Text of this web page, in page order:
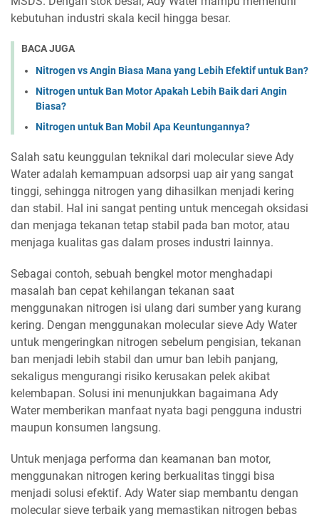
kebutuhan industri skala kecil hingga besar.
BACA JUGA
Nitrogen vs Angin Biasa Mana yang Lebih Efektif untuk Ban?
Nitrogen untuk Ban Motor Apakah Lebih Baik dari Angin
Biasa?
Nitrogen untuk Ban Mobil Apa Keuntungannya?
Salah satu keunggulan teknikal dari molecular sieve Ady
Water adalah kemampuan adsorpsi uap air yang sangat
tinggi, sehingga nitrogen yang dihasilkan menjadi kering
dan stabil. Hal ini sangat penting untuk mencegah oksidasi
dan menjaga tekanan tetap stabil pada ban motor, atau
menjaga kualitas gas dalam proses industri lainnya.
Sebagai contoh, sebuah bengkel motor menghadapi
masalah ban cepat kehilangan tekanan saat
menggunakan nitrogen isi ulang dari sumber yang kurang
kering. Dengan menggunakan molecular sieve Ady Water
untuk mengeringkan nitrogen sebelum pengisian, tekanan
ban menjadi lebih stabil dan umur ban lebih panjang,
sekaligus mengurangi risiko kerusakan pelek akibat
kelembapan. Solusi ini menunjukkan bagaimana Ady
Water memberikan manfaat nyata bagi pengguna industri
maupun konsumen langsung.
Untuk menjaga performa dan keamanan ban motor,
menggunakan nitrogen kering berkualitas tinggi bisa
menjadi solusi efektif. Ady Water siap membantu dengan
molecular sieve terbaik yang memastikan nitrogen bebas